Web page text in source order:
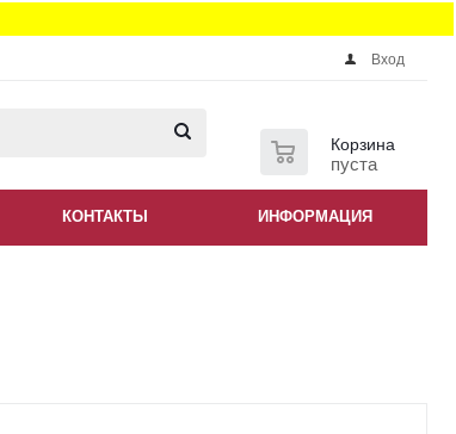
Вход
Корзина
пуста
КОНТАКТЫ ИНФОРМАЦИЯ